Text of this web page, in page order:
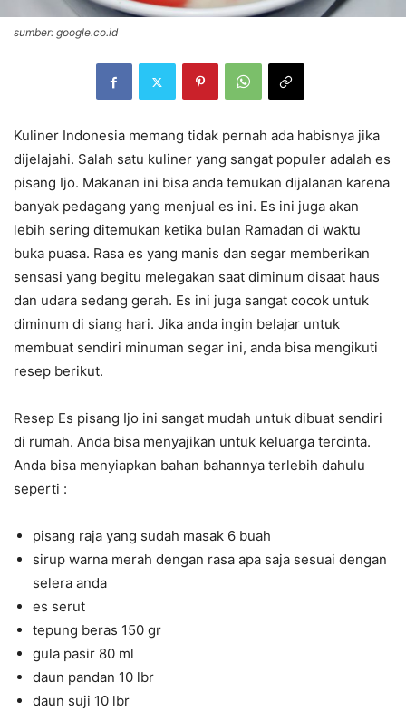
sumber: google.co.id
Kuliner Indonesia memang tidak pernah ada habisnya jika
dijelajahi. Salah satu kuliner yang sangat populer adalah es
pisang Ijo. Makanan ini bisa anda temukan dijalanan karena
banyak pedagang yang menjual es ini. Es ini juga akan
lebih sering ditemukan ketika bulan Ramadan di waktu
buka puasa. Rasa es yang manis dan segar memberikan
sensasi yang begitu melegakan saat diminum disaat haus
dan udara sedang gerah. Es ini juga sangat cocok untuk
diminum di siang hari. Jika anda ingin belajar untuk
membuat sendiri minuman segar ini, anda bisa mengikuti
resep berikut.
Resep Es pisang Ijo ini sangat mudah untuk dibuat sendiri
di rumah. Anda bisa menyajikan untuk keluarga tercinta.
Anda bisa menyiapkan bahan bahannya terlebih dahulu
seperti :
pisang raja yang sudah masak 6 buah
sirup warna merah dengan rasa apa saja sesuai dengan
selera anda
es serut
tepung beras 150 gr
gula pasir 80 ml
daun pandan 10 lbr
daun suji 10 lbr